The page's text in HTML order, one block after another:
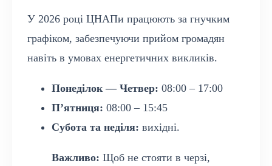
У 2026 році ЦНАПи працюють за гнучким
графіком, забезпечуючи прийом громадян
навіть в умовах енергетичних викликів.
Понеділок — Четвер: 08:00 – 17:00
П’ятниця: 08:00 – 15:45
Субота та неділя: вихідні.
Важливо: Щоб не стояти в черзі,